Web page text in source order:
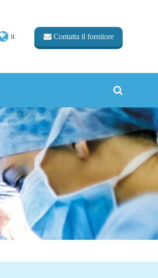
it Contatta il fornitore